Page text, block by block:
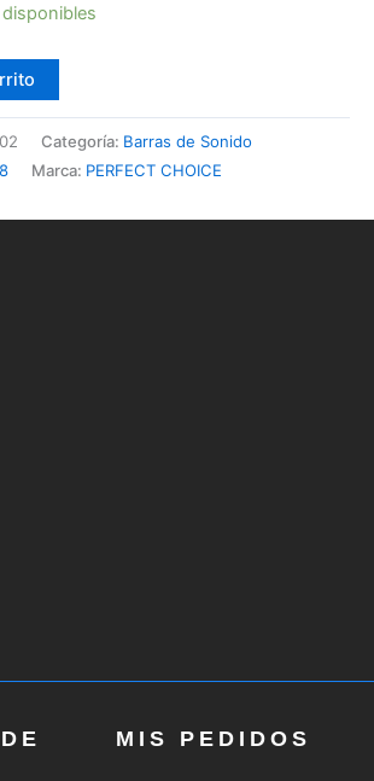
disponibles
Categoría: Barras de Sonido
Marca: PERFECT CHOICE
MIS PEDIDOS